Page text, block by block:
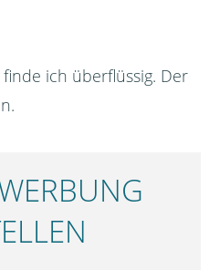
ich überflüssig. Der